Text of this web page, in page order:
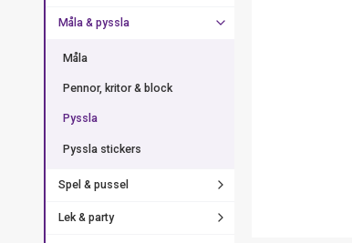
Måla & pyssla
Måla
Pennor, kritor & block
Pyssla
Pyssla stickers
Spel & pussel
Lek & party